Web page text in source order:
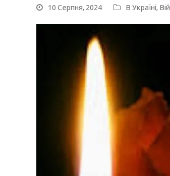
10 Серпня, 2024 В Україні,